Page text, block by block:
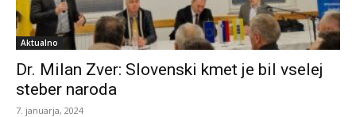
Aktualno
Dr. Milan Zver: Slovenski kmet je bil vselej
steber naroda
7. januarja, 2024